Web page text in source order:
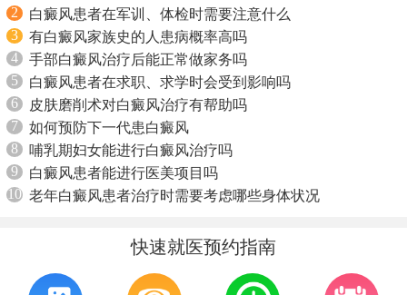
2
白癜风患者在军训、体检时需要注意什么
3
有白癜风家族史的人患病概率高吗
4
手部白癜风治疗后能正常做家务吗
5
白癜风患者在求职、求学时会受到影响吗
6
皮肤磨削术对白癜风治疗有帮助吗
7
如何预防下一代患白癜风
8
哺乳期妇女能进行白癜风治疗吗
9
白癜风患者能进行医美项目吗
10 老年白癜风患者治疗时需要考虑哪些身体状况
快速就医预约指南